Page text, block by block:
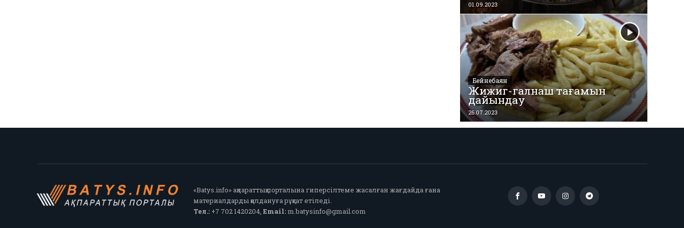
01.09.2023
Бейнебаян
Жижиг-галнаш тағамын
дайындау
26.07.2023
«Batys.info» ақпараттық порталына гиперсілтеме жасалған жағдайда ғана
материалдарды қолдануға рұқсат етіледі.
Тел.:+7 702 1420204, Email:m.batysinfo@gmail.com